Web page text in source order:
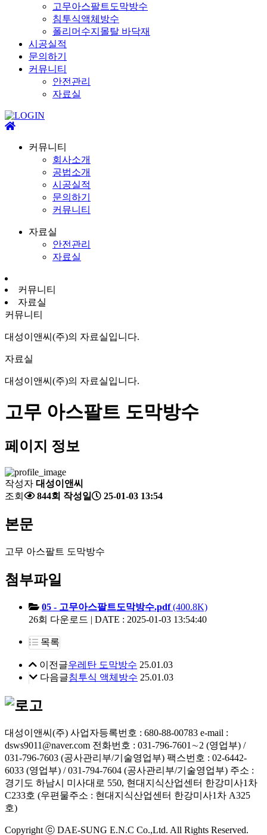
고무아스팔트도막방수
침투식액체방수
폴리머수지몰탈 바닥재
시공실적
문의하기
커뮤니티
안전관리
자료실
커뮤니티
회사소개
공법소개
시공실적
문의하기
커뮤니티
자료실
안전관리
자료실
커뮤니티
자료실
커뮤니티
대성이앤씨(주)의 자료실입니다.
자료실
대성이앤씨(주)의 자료실입니다.
고무 아스팔트 도막방수
페이지 정보
작성자 대성이앤씨
조회
844회 작성일 25-01-03 13:54
본문
고무 아스팔트 도막방수
첨부파일
05 - 고무아스팔트도막방수.pdf(400.8K)
26회 다운로드 | DATE : 2025-01-03 13:54:40
목록
이전글우레탄 도막방수 25.01.03
다음글침투식 액체방수 25.01.03
대성이앤씨(주) 사업자등록번호 : 680-88-00783 e-mail :
dsws9011@naver.com 전화번호 : 031-796-7601∼2 (영업부) /
031-796-7603 (공사관리부/기술영업부) 팩스번호 : 02-6442-
6033 (영업부) / 031-794-7604 (공사관리부/기술영업부) 주소 :
경기도 하남시 미사대로 550, 현대지식산업센터 한강미사1차
C233호 (우편물주소 : 현대지식산업센터 한강미사1차 A325
호)
Copyright ⓒ DAE-SUNG E.N.C Co.,Ltd. All Rights Reserved.